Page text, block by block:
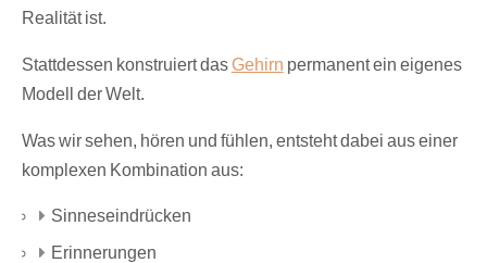
Realität ist.
Stattdessen konstruiert dasGehirn permanent ein eigenes
Modell der Welt.
Was wir sehen, hören und fühlen, entsteht dabei aus einer
komplexen Kombination aus:
Sinneseindrücken
Erinnerungen